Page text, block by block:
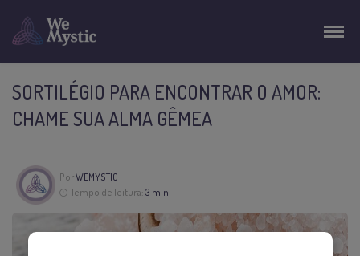
SORTILÉGIO PARA ENCONTRAR O AMOR:
CHAME SUA ALMA GÊMEA
PorWEMYSTIC
Tempo de leitura: 3 min